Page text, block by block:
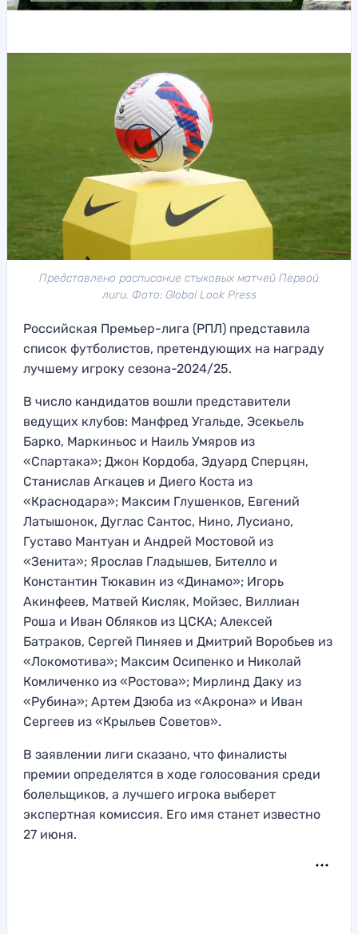
Представлено расписание стыковых матчей Первой
лиги. Фото: Global Look Press
Российская Премьер-лига (РПЛ) представила
список футболистов, претендующих на награду
лучшему игроку сезона-2024/25.
В число кандидатов вошли представители
ведущих клубов: Манфред Угальде, Эсекьель
Барко, Маркиньос и Наиль Умяров из
«Спартака»; Джон Кордоба, Эдуард Сперцян,
Станислав Агкацев и Диего Коста из
«Краснодара»; Максим Глушенков, Евгений
Латышонок, Дуглас Сантос, Нино, Лусиано,
Густаво Мантуан и Андрей Мостовой из
«Зенита»; Ярослав Гладышев, Бителло и
Константин Тюкавин из «Динамо»; Игорь
Акинфеев, Матвей Кисляк, Мойзес, Виллиан
Роша и Иван Обляков из ЦСКА; Алексей
Батраков, Сергей Пиняев и Дмитрий Воробьев из
«Локомотива»; Максим Осипенко и Николай
Комличенко из «Ростова»; Мирлинд Даку из
«Рубина»; Артем Дзюба из «Акрона» и Иван
Сергеев из «Крыльев Советов».
В заявлении лиги сказано, что финалисты
премии определятся в ходе голосования среди
болельщиков, а лучшего игрока выберет
экспертная комиссия. Его имя станет известно
27 июня.